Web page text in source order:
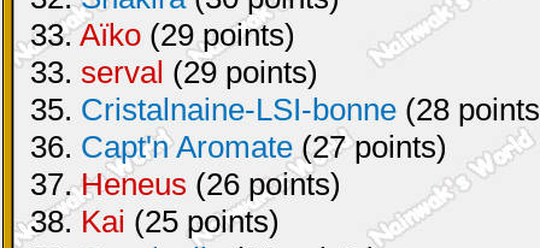
33.Aïko (29 points)
33. serval (29 points)
35. Cristalnaine-LSI-bonne (28
36. Capt'n Aromate(27 points)
37.Heneus (26 points)
38. Kai (25 points)